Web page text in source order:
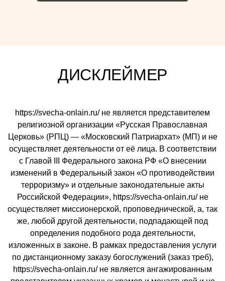
ДИСКЛЕЙМЕР
https://svecha-onlain.ru/ не является представителем
религиозной организации «Русская Православная
Церковь» (РПЦ) — «Московский Патриархат» (МП) и не
осуществляет деятельности от её лица. В соответствии
с Главой III Федерального закона РФ «О внесении
изменений в Федеральный закон «О противодействии
терроризму» и отдельные законодательные акты
Российской Федерации», https://svecha-onlain.ru/ не
осуществляет миссионерской, проповеднической, а, так
же, любой другой деятельности, подпадающей под
определения подобного рода деятельности,
изложенных в законе. В рамках предоставления услуги
по дистанционному заказу богослужений (заказ треб),
https://svecha-onlain.ru/ не является ангажированным